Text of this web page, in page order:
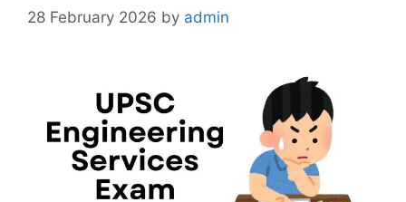
28 February 2026 by admin